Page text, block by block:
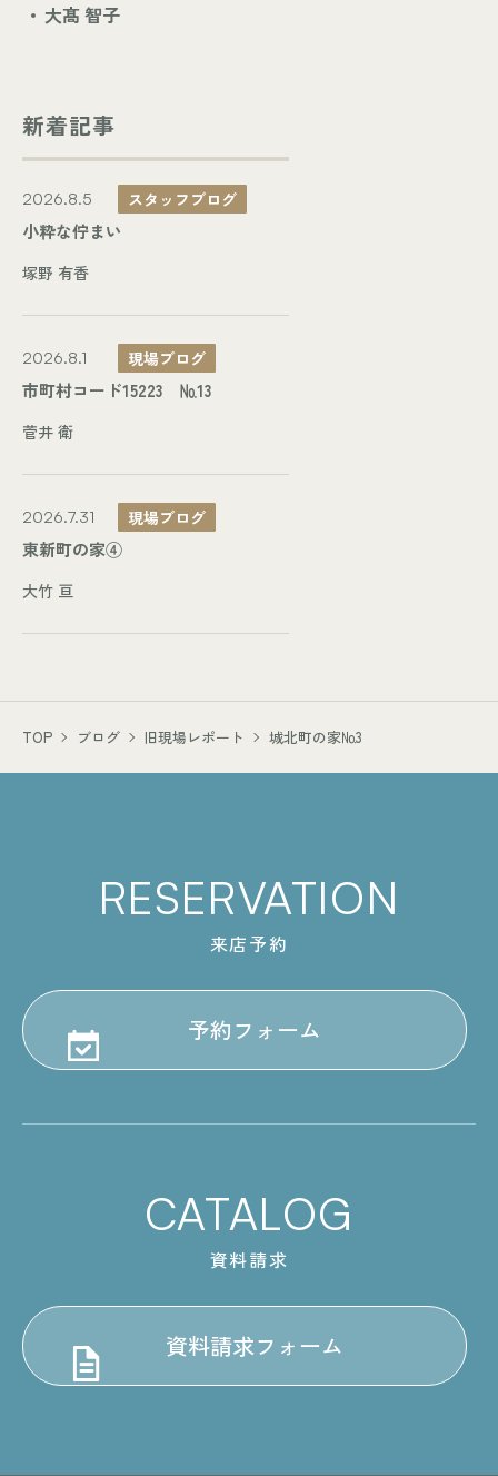
大髙 智子
新着記事
2026.8.5 スタッフブログ
小粋な佇まい
塚野 有香
2026.8.1 現場ブログ
市町村コード15223 №13
菅井 衛
2026.7.31 現場ブログ
東新町の家④
大竹 亘
TOP ブログ 旧現場レポート 城北町の家№3
RESERVATION
来店予約
予約フォーム
CATALOG
資料請求
資料請求フォーム